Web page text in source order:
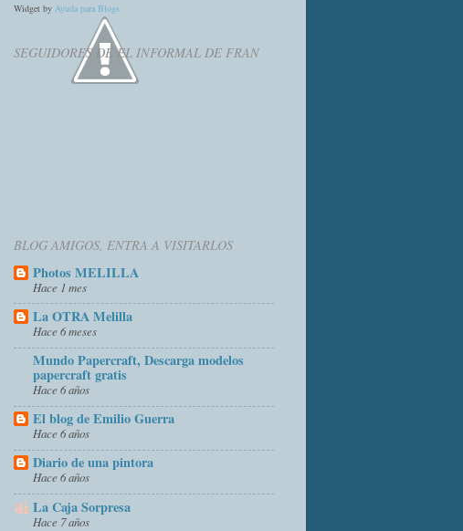
Widget by Ayuda para Blogs
SEGUIDORES DE EL INFORMAL DE FRAN
BLOG AMIGOS, ENTRA A VISITARLOS
Photos MELILLA
Hace 1 mes
La OTRA Melilla
Hace 6 meses
Mundo Papercraft, Descarga modelos
papercraft gratis
Hace 6 años
El blog de Emilio Guerra
Hace 6 años
Diario de una pintora
Hace 6 años
La Caja Sorpresa
Hace 7 años